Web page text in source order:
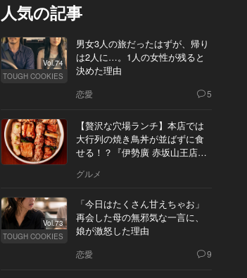
人気の記事
Vol.74
TOUGH COOKIES
男女3人の旅だったはずが、帰り
は2人に…。1人の女性が残ると
決めた理由
恋愛 5
【贅沢な穴場ランチ】本店では
大行列の焼き鳥丼が並ばずに食
せる！？『伊勢廣 赤坂山王店』
グルメ
Vol.73
TOUGH COOKIES
「今日はたくさん甘えちゃお」
再会した母の無邪気な一言に、
娘が激怒した理由
恋愛 9